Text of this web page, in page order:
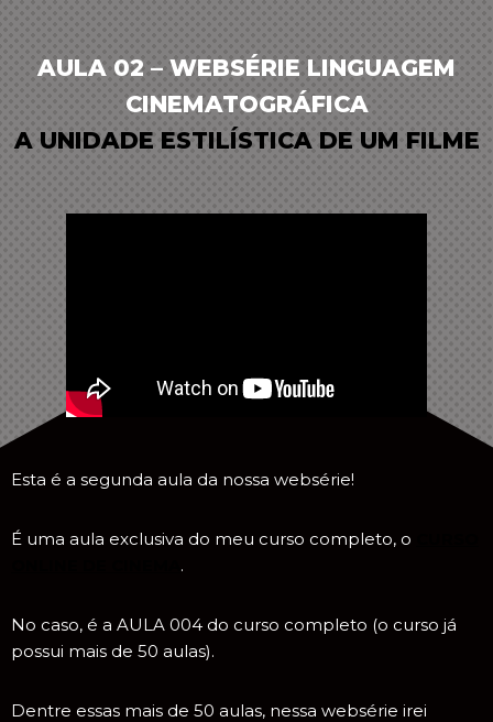
AULA 02 – WEBSÉRIE LINGUAGEM
CINEMATOGRÁFICA
A UNIDADE ESTILÍSTICA DE UM FILME
Esta é a segunda aula da nossa websérie!
É uma aula exclusiva do meu curso completo, o
.
No caso, é a AULA 004 do curso completo (o curso já
possui mais de 50 aulas).
Dentre essas mais de 50 aulas, nessa websérie irei